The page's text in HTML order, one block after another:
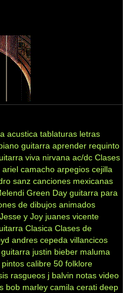
acustica tablaturas letras
guitarra aprender requinto
viva nirvana ac/dc Clases
ariel camacho arpegios cejilla
sanz canciones mexicanas
Green Day guitarra para
de dibujos animados
Jesse y Joy juanes vicente
Clasica Clases de
andres cepeda villancicos
justin bieber maluma
calibre 50 folklore
rasgueos j balvin notas video
bob marley camila cerati deep